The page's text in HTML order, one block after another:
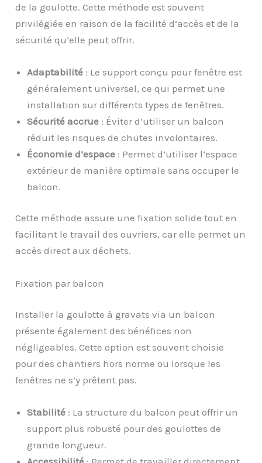
de la goulotte. Cette méthode est souvent
privilégiée en raison de la facilité d’accès et de la
sécurité qu’elle peut offrir.
Adaptabilité : Le support conçu pour fenêtre est
généralement universel, ce qui permet une
installation sur différents types de fenêtres.
Sécurité accrue : Éviter d’utiliser un balcon
réduit les risques de chutes involontaires.
Économie d’espace : Permet d’utiliser l’espace
extérieur de manière optimale sans occuper le
balcon.
Cette méthode assure une fixation solide tout en
facilitant le travail des ouvriers, car elle permet un
accès direct aux déchets.
Fixation par balcon
Installer la goulotte à gravats via un balcon
présente également des bénéfices non
négligeables. Cette option est souvent choisie
pour des chantiers hors norme ou lorsque les
fenêtres ne s’y prêtent pas.
Stabilité : La structure du balcon peut offrir un
support plus robusté pour des goulottes de
grande longueur.